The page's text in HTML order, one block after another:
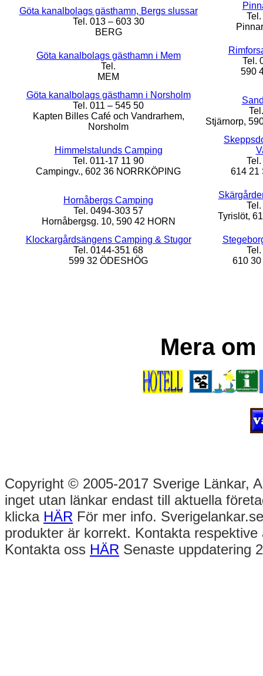
Göta kanalbolags gästhamn, Bergs slussar
Tel. 013 – 603 30
BERG
Göta kanalbolags gästhamn i Mem
Tel.
MEM
Tel.
590
Göta kanalbolags gästhamn i Norsholm
Tel. 011 – 545 50
Kapten Billes Café och Vandrarhem,
Norsholm
Stjärnorp,
Himmelstalunds Camping
Tel. 011-17 11 90
Campingv., 602 36 NORRKÖPING
614 21
Hornåbergs Camping
Tel. 0494-303 57
Hornåbergsg. 10, 590 42 HORN
Tyrislöt,
Klockargårdsängens Camping & Stugor
Tel. 0144-351 68
599 32 ÖDESHÖG
610
Mera
Copyright © 2005-2017 Sverige Länkar,
inget utan länkar endast till aktuella
klicka HÄR För mer info.
produkter är korrekt. Kontakta
Kontakta oss HÄR Senaste uppdatering